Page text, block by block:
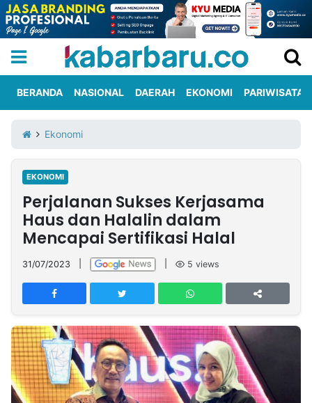
Iklan
Berita
Kami
Nasional
International
Olahraga
Entertainment
Daerah
Pariwisata
Kuliner
Kolom
Network
PT
TREETAN
INDONESIA
Partner
BERANDA NASIONAL DAERAH EKONOMI PARIWISATA
Ekonomi
EKONOMI
Perjalanan Sukses Kerjasama
Haus dan Halalin dalam
Mencapai Sertifikasi Halal
31/07/2023 5 views